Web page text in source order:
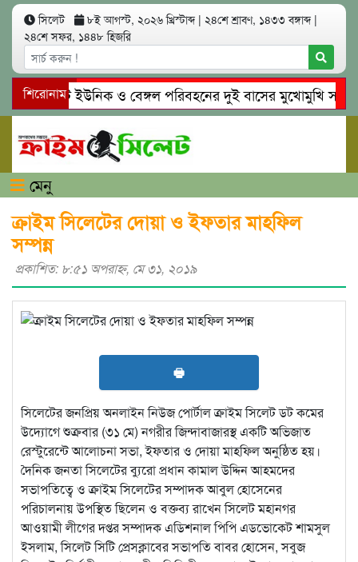
সিলেট ৮ই আগস্ট, ২০২৬ খ্রিস্টাব্দ | ২৪শে শ্রাবণ, ১৪৩৩ বঙ্গাব্দ |
২৪শে সফর, ১৪৪৮ হিজরি
শিরোনাম
সিলেটে ইউনিক ও বেঙ্গল পরিবহনের দুই বাসের মুখোমুখি
গোয়াইনঘাটে প্রেমের ফাঁদে তরুণী পাচার: মাদকাসক্ত রিমালকে
মেনু
ক্রাইম সিলেটের দোয়া ও ইফতার মাহফিল
সম্পন্ন
প্রকাশিত: ৮:৫১ অপরাহ্ণ, মে ৩১, ২০১৯
🖶
সিলেটের জনপ্রিয় অনলাইন নিউজ পোর্টাল ক্রাইম সিলেট ডট কমের
উদ্যোগে শুক্রবার (৩১ মে) নগরীর জিন্দাবাজারস্থ একটি অভিজাত
রেস্টুরেন্টে আলোচনা সভা, ইফতার ও দোয়া মাহফিল অনুষ্ঠিত হয়।
দৈনিক জনতা সিলেটের ব্যুরো প্রধান কামাল উদ্দিন আহমদের
সভাপতিত্বে ও ক্রাইম সিলেটের সম্পাদক আবুল হোসেনের
পরিচালনায় উপস্থিত ছিলেন ও বক্তব্য রাখেন সিলেট মহানগর
আওয়ামী লীগের দপ্তর সম্পাদক এডিশনাল পিপি এডভোকেট শামসুল
ইসলাম, সিলেট সিটি প্রেসক্লাবের সভাপতি বাবর হোসেন, সবুজ